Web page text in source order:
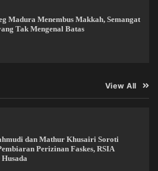
Madura Menembus Makkah, Semangat
Tak Mengenal Batas
View All
dan Mathur Khusairi Soroti
Perizinan Faskes, RSIA